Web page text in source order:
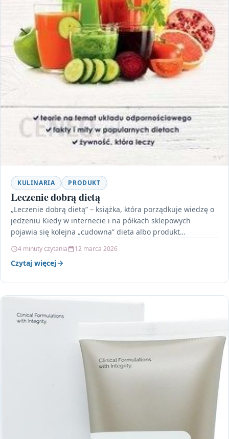
KULINARIA PRODUKT
Leczenie dobrą dietą
„Leczenie dobrą dietą” – książka, która porządkuje wiedzę o
jedzeniu Kiedy w internecie i na półkach sklepowych
pojawia się kolejna „cudowna” dieta albo produkt…
4 minuty czytania 12 marca 2026
Czytaj więcej